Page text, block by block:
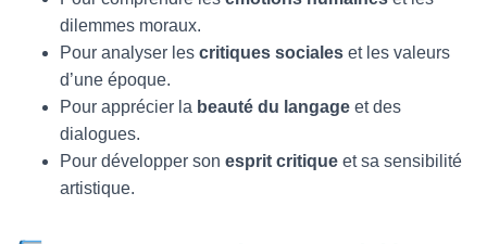
dilemmes moraux.
Pour analyser les critiques sociales et les valeurs
d’une époque.
Pour apprécier la beauté du langage et des
dialogues.
Pour développer son esprit critique et sa sensibilité
artistique.